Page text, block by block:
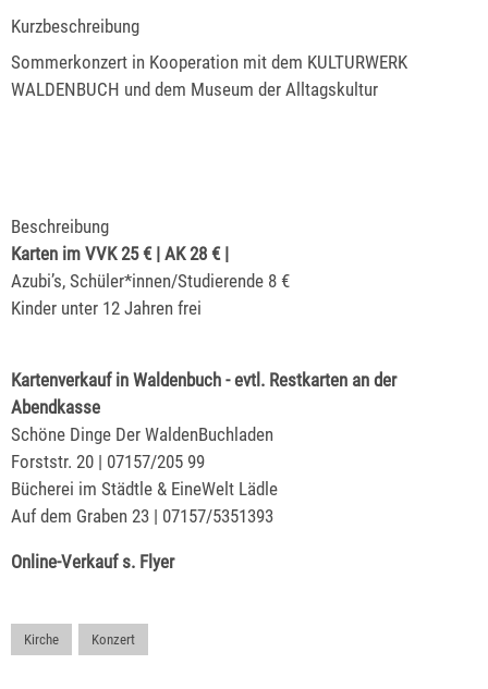
Kurzbeschreibung
Sommerkonzert in Kooperation mit dem KULTURWERK
WALDENBUCH und dem Museum der Alltagskultur
Beschreibung
Karten im VVK 25 € | AK 28 € |
Azubi’s, Schüler*innen/Studierende 8 €
Kinder unter 12 Jahren frei
Kartenverkauf in Waldenbuch - evtl. Restkarten an der
Abendkasse
Schöne Dinge Der WaldenBuchladen
Forststr. 20 | 07157/205 99
Bücherei im Städtle & EineWelt Lädle
Auf dem Graben 23 | 07157/5351393
Online-Verkauf s. Flyer
Kirche Konzert